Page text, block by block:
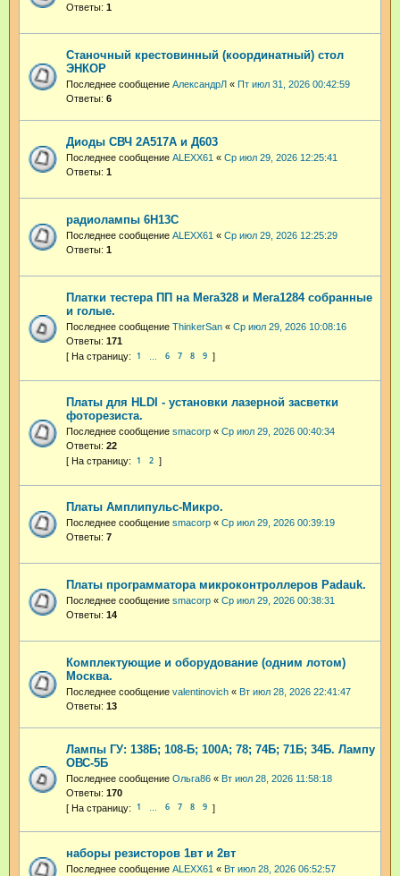
Ответы: 1
Станочный крестовинный (координатный) стол
ЭНКОР
Последнее сообщение АлександрЛ « Пт июл 31, 2026 00:42:59
Ответы: 6
Диоды СВЧ 2А517А и Д603
Последнее сообщение ALEXX61 « Ср июл 29, 2026 12:25:41
Ответы: 1
радиолампы 6Н13С
Последнее сообщение ALEXX61 « Ср июл 29, 2026 12:25:29
Ответы: 1
Платки тестера ПП на Мега328 и Мега1284 собранные
и голые.
Последнее сообщение ThinkerSan « Ср июл 29, 2026 10:08:16
Ответы: 171
1 6 7 8 9
Платы для HLDI - установки лазерной засветки
фоторезиста.
Последнее сообщение smacorp « Ср июл 29, 2026 00:40:34
Ответы: 22
1 2
Платы Амплипульс-Микро.
Последнее сообщение smacorp « Ср июл 29, 2026 00:39:19
Ответы: 7
Платы программатора микроконтроллеров Padauk.
Последнее сообщение smacorp « Ср июл 29, 2026 00:38:31
Ответы: 14
Комплектующие и оборудование (одним лотом)
Москва.
Последнее сообщение valentinovich « Вт июл 28, 2026 22:41:47
Ответы: 13
Лампы ГУ: 138Б; 108-Б; 100А; 78; 74Б; 71Б; 34Б. Лампу
ОВС-5Б
Последнее сообщение Ольга86 « Вт июл 28, 2026 11:58:18
Ответы: 170
1 6 7 8 9
наборы резисторов 1вт и 2вт
Последнее сообщение ALEXX61 « Вт июл 28, 2026 06:52:57